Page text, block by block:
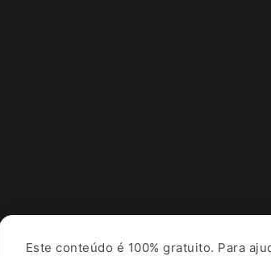
Este conteúdo é 100% gratuito. Para